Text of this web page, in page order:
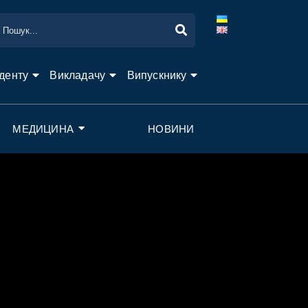
Викладачу Випускнику
МЕДИЦИНА НОВИНИ